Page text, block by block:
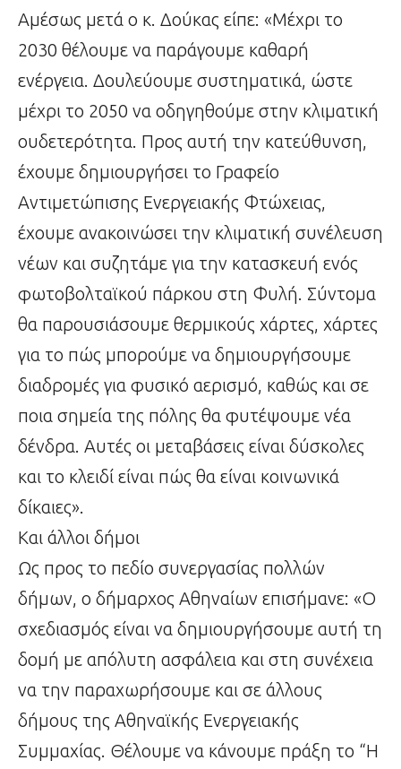
Αμέσως μετά ο κ. Δούκας είπε: «Μέχρι το
2030 θέλουμε να παράγουμε καθαρή
ενέργεια. Δουλεύουμε συστηματικά, ώστε
μέχρι το 2050 να οδηγηθούμε στην κλιματική
ουδετερότητα. Προς αυτή την κατεύθυνση,
έχουμε δημιουργήσει το Γραφείο
Αντιμετώπισης Ενεργειακής Φτώχειας,
έχουμε ανακοινώσει την κλιματική συνέλευση
νέων και συζητάμε για την κατασκευή ενός
φωτοβολταϊκού πάρκου στη Φυλή. Σύντομα
θα παρουσιάσουμε θερμικούς χάρτες, χάρτες
για το πώς μπορούμε να δημιουργήσουμε
διαδρομές για φυσικό αερισμό, καθώς και σε
ποια σημεία της πόλης θα φυτέψουμε νέα
δένδρα. Αυτές οι μεταβάσεις είναι δύσκολες
και το κλειδί είναι πώς θα είναι κοινωνικά
δίκαιες».
Και άλλοι δήμοι
Ως προς το πεδίο συνεργασίας πολλών
δήμων, ο δήμαρχος Αθηναίων επισήμανε: «Ο
σχεδιασμός είναι να δημιουργήσουμε αυτή τη
δομή με απόλυτη ασφάλεια και στη συνέχεια
να την παραχωρήσουμε και σε άλλους
δήμους της Αθηναϊκής Ενεργειακής
Συμμαχίας. Θέλουμε να κάνουμε πράξη το “Η